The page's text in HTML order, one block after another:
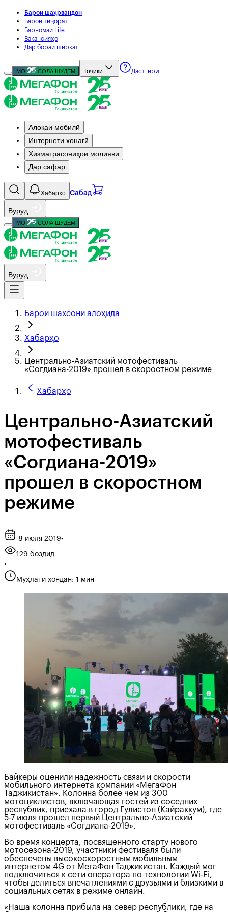
Барои шаҳрвандон
Барои тиҷорат
Барномаи Life
Вакансияҳо
Дар бораи ширкат
МО СОЛА ШУДЕМ Тоҷикӣ Дастгирӣ
Алоқаи мобилӣ
Интернети хонагӣ
Хизматрасониҳои молиявӣ
Дар сафар
Хабарҳо Сабад
Вуруд
МО СОЛА ШУДЕМ
Вуруд
Барои шахсони алоҳида
Хабарҳо
Центрально-Азиатский мотофестиваль
«Согдиана-2019» прошел в скоростном режиме
Хабарҳо
Центрально-Азиатский
мотофестиваль
«Согдиана-2019»
прошел в скоростном
режиме
8 июля 2019•
129 боздид
•
Муҳлати хондан: 1 мин
Байкеры оценили надежность связи и скорости
мобильного интернета компании «МегаФон
Таджикистан». Колонна более чем из 300
мотоциклистов, включающая гостей из соседних
республик, приехала в город Гулистон (Кайраккум), где
5-7 июля прошел первый Центрально-Азиатский
мотофестиваль «Согдиана-2019».
Во время концерта, посвященного старту нового
мотосезона-2019, участники фестиваля были
обеспечены высокоскоростным мобильным
интернетом 4G от МегаФон Таджикистан. Каждый мог
подключиться к сети оператора по технологии Wi-Fi,
чтобы делиться впечатлениями с друзьями и близкими в
социальных сетях в режиме онлайн.
«Наша колонна прибыла на север республики, где на